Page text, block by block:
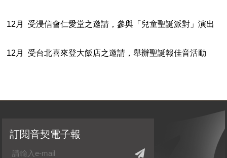
12月 受浸信會仁愛堂之邀請，參與「兒童聖誕派對」演出
12月 受台北喜來登大飯店之邀請，舉辦聖誕報佳音活動
訂閱音契電子報